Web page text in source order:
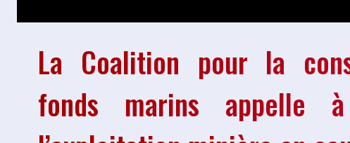
La Coalition pour la
fonds marins appelle